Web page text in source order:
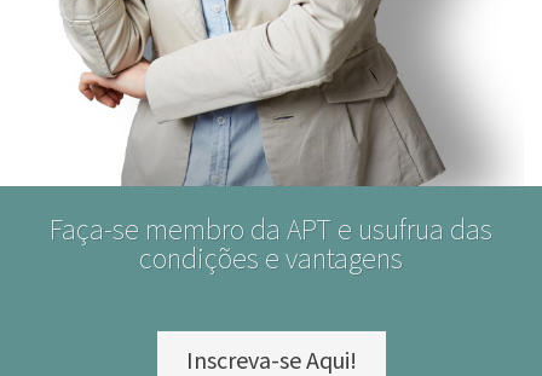
Faça-se membro da APT e usufrua das
condições e vantagens
Inscreva-se Aqui!